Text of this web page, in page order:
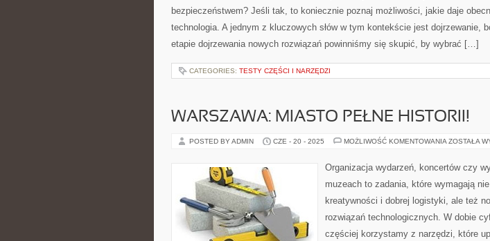
bezpieczeństwem? Jeśli tak, to koniecznie poznaj możliwości, jakie daje
technologia. A jednym z kluczowych słów w tym kontekście jest dojrzewanie,
etapie dojrzewania nowych rozwiązań powinniśmy się skupić, by wybrać […]
CATEGORIES: TESTY CZĘŚCI I NARZĘDZI
WARSZAWA: MIASTO PEŁNE HISTORII!
POSTED BY ADMIN CZE - 20 - 2025 MOŻLIWOŚĆ KOMENTOWANIA WARSZAWA:
HISTORII!
ZOSTAŁA
Organizacja wydarzeń, koncertów czy
muzeach to zadania, które wymagają
kreatywności i dobrej logistyki, ale też
rozwiązań technologicznych. W dobie
częściej korzystamy z narzędzi, które